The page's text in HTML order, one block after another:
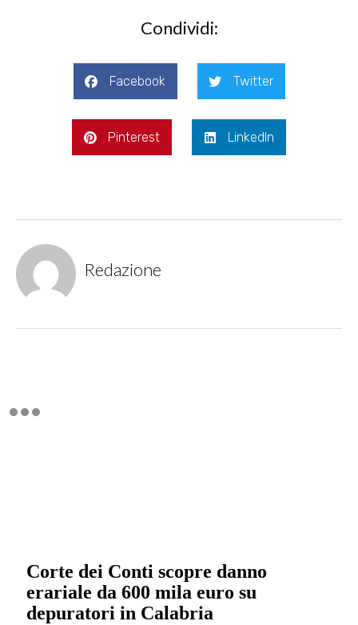
Condividi:
Facebook Twitter
Pinterest LinkedIn
Redazione
Corte dei Conti scopre danno
erariale da 600 mila euro su
depuratori in Calabria